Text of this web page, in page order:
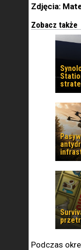
Zdjęcia:
Zobacz także
Podczas